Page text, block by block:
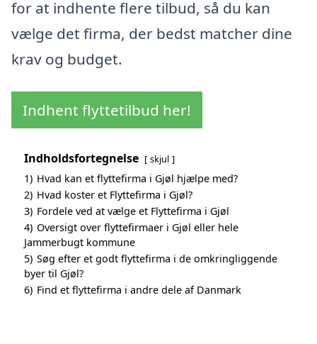
for at indhente flere tilbud, så du kan
vælge det firma, der bedst matcher dine
krav og budget.
Indhent flyttetilbud her!
Indholdsfortegnelse skjul
1) Hvad kan et flyttefirma i Gjøl hjælpe med?
2) Hvad koster et Flyttefirma i Gjøl?
3) Fordele ved at vælge et Flyttefirma i Gjøl
4) Oversigt over flyttefirmaer i Gjøl eller hele
Jammerbugt kommune
5) Søg efter et godt flyttefirma i de omkringliggende
byer til Gjøl?
6) Find et flyttefirma i andre dele af Danmark